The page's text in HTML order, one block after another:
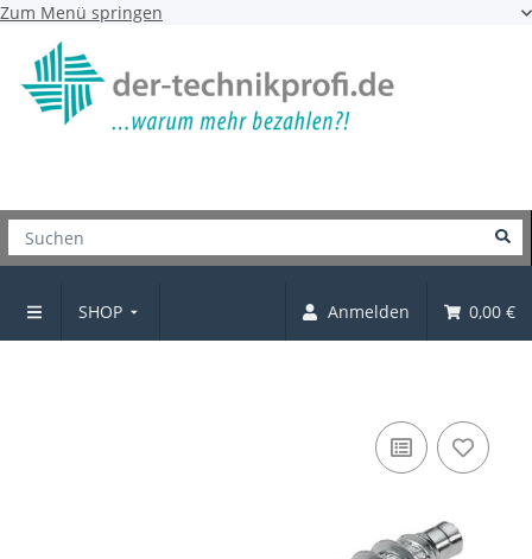
Zum Menü springen
SHOP Anmelden 0,00 €
Verbindungsschraube